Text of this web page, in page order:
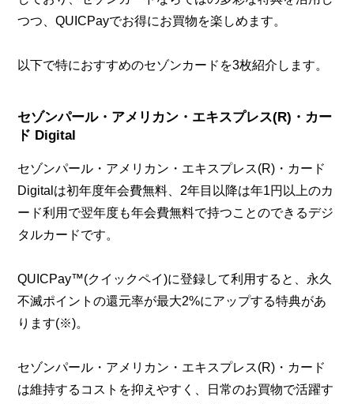
つつ、QUICPayでお得にお買物を楽しめます。
以下で特におすすめのセゾンカードを3枚紹介します。
セゾンパール・アメリカン・エキスプレス(R)・カー
ド Digital
セゾンパール・アメリカン・エキスプレス(R)・カード
Digitalは初年度年会費無料、2年目以降は年1円以上のカ
ード利用で翌年度も年会費無料で持つことのできるデジ
タルカードです。
QUICPay™(クイックペイ)に登録して利用すると、永久
不滅ポイントの還元率が最大2%にアップする特典があ
ります(※)。
セゾンパール・アメリカン・エキスプレス(R)・カード
は維持するコストを抑えやすく、日常のお買物で活躍す